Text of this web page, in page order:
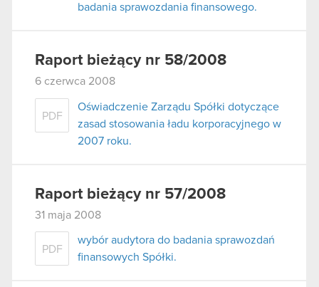
badania sprawozdania finansowego.
Raport bieżący nr 58/2008
6 czerwca 2008
PDF
Oświadczenie Zarządu Spółki dotyczące
zasad stosowania ładu korporacyjnego w
2007 roku.
Raport bieżący nr 57/2008
31 maja 2008
PDF
wybór audytora do badania sprawozdań
finansowych Spółki.